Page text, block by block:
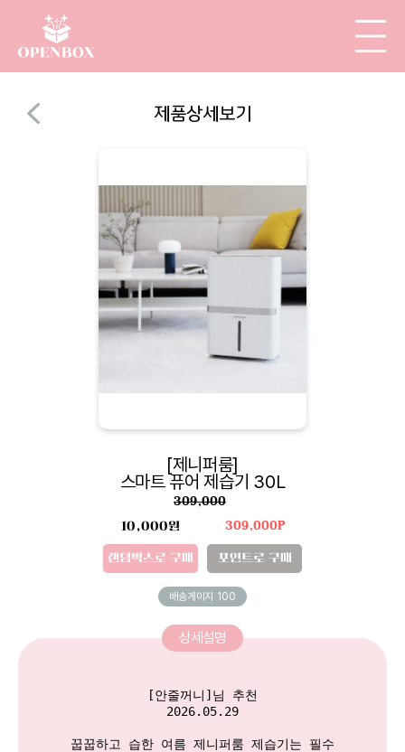
제품상세보기
[제니퍼룸]
스마트 퓨어 제습기 30L
309,000
10,000원
랜덤박스로 구매
309,000P
포인트로 구매
배송게이지 100
상세설명
[안줄꺼니]님 추천
2026.05.29
꿉꿉하고 습한 여름 제니퍼룸 제습기는 필수